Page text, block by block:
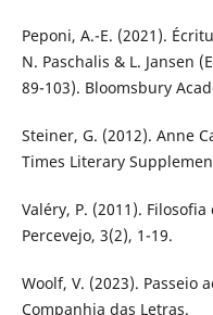
Peponi, A.-E. (2021).
N. Paschalis & L. Jansen
89-103). Bloomsbury
Steiner, G. (2012). Anne
Times Literary
Valéry, P. (2011).
Percevejo, 3(2), 1-19.
Woolf, V. (2023). Passeio
Companhia das Letras.